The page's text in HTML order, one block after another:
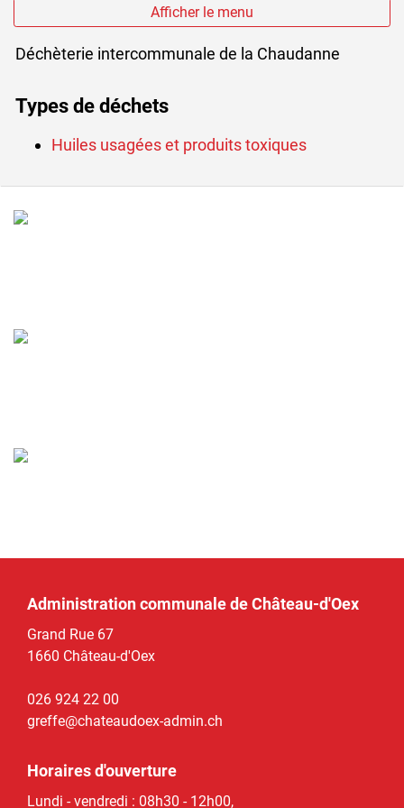
Afficher le menu
Déchèterie intercommunale de la Chaudanne
Types de déchets
Huiles usagées et produits toxiques
Verschiedene Informationen
Administration communale de Château-d'Oex
Grand Rue 67
1660 Château-d'Oex
026 924 22 00
greffe@chateaudoex-admin.ch
Horaires d'ouverture
Lundi - vendredi : 08h30 - 12h00,